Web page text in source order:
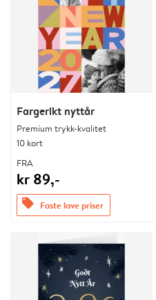
Fargerikt nyttår
Premium trykk-kvalitet
10 kort
FRA
kr 89,-
offers Faste lave priser